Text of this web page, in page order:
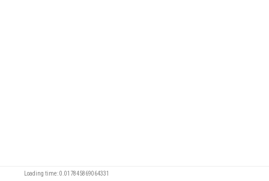
Loading time: 0.017845869064331